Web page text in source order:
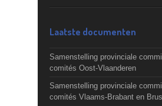
Laatste documenten
Samenstelling provinciale
comités Oost-Vlaanderen
Samenstelling provinciale
comités Vlaams-Brabant en